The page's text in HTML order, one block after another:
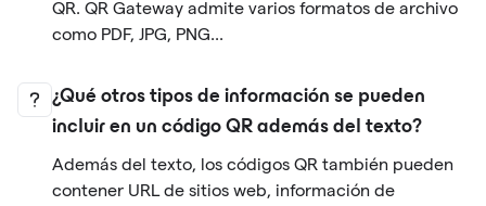
QR. QR Gateway admite varios formatos de archivo
como PDF, JPG, PNG...
¿Qué otros tipos de información se pueden
incluir en un código QR además del texto?
Además del texto, los códigos QR también pueden
contener URL de sitios web, información de